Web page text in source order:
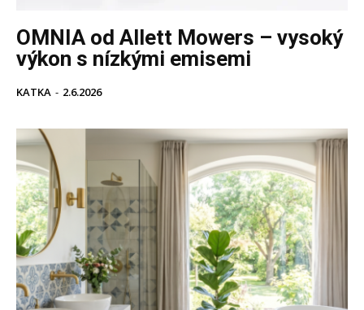
OMNIA od Allett Mowers – vysoký
výkon s nízkými emisemi
KATKA - 2.6.2026